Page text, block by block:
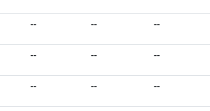
-- -- --
-- -- --
-- -- --